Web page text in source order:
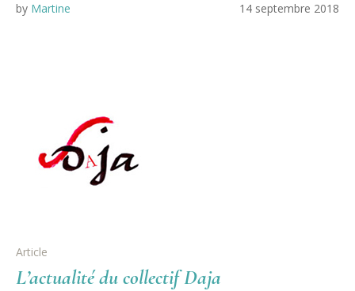
14 septembre 2018
by Martine
Article
L’actualité du collectif Daja